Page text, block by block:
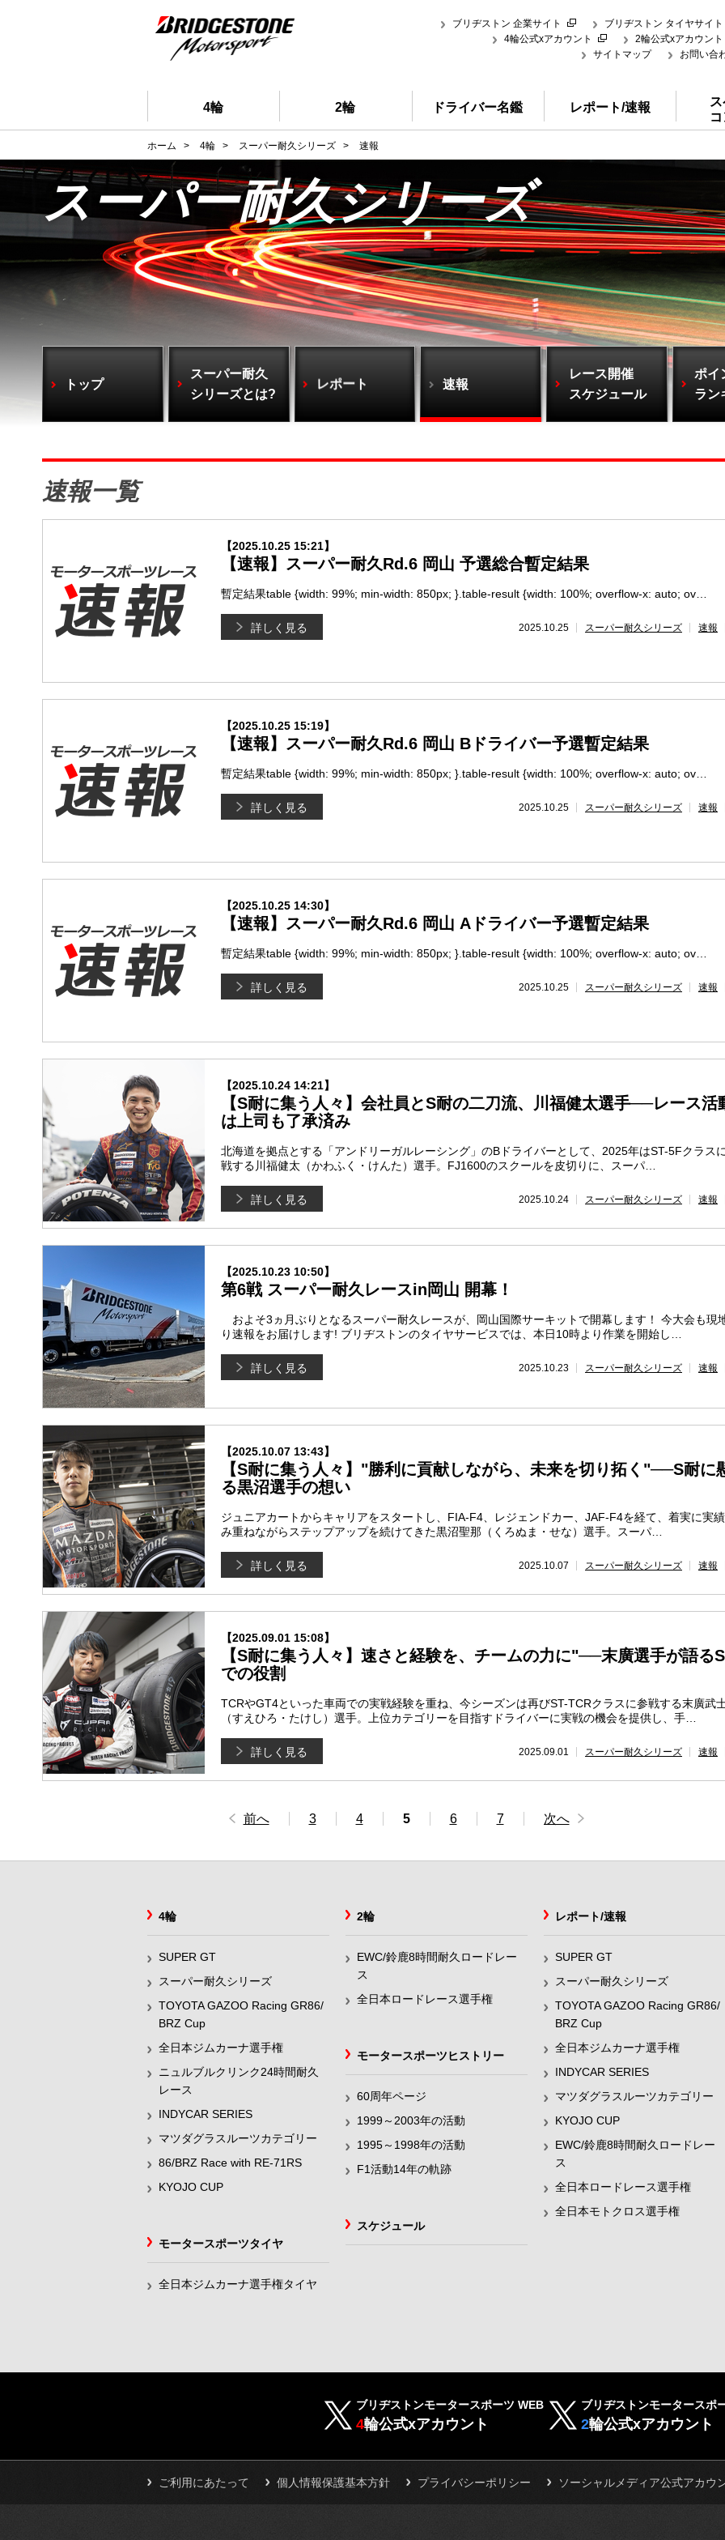
ブリヂストン 企業サイト
ブリヂストン タイヤサイト
4輪公式xアカウント
2輪公式xアカウント
サイトマップ
お問い合
4輪 2輪 ドライバー名鑑 レポート/速報
ホーム > 4輪 > スーパー耐久シリーズ > 速報
スーパー耐久シリーズ
トップ
スーパー耐久
シリーズとは?
レポート 速報
レース開催
スケジュール
ポイ
ラン
速報一覧
【2025.10.25 15:21】
【速報】スーパー耐久Rd.6 岡山 予選総合暫定結果
暫定結果table {width: 99%; min-width: 850px; }.table-result {width: 100%; overflow-x: auto; ov…
2025.10.25 スーパー耐久シリーズ 速報
詳しく見る
【2025.10.25 15:19】
【速報】スーパー耐久Rd.6 岡山 Bドライバー予選暫定結果
暫定結果table {width: 99%; min-width: 850px; }.table-result {width: 100%; overflow-x: auto; ov…
2025.10.25 スーパー耐久シリーズ 速報
詳しく見る
【2025.10.25 14:30】
【速報】スーパー耐久Rd.6 岡山 Aドライバー予選暫定結果
暫定結果table {width: 99%; min-width: 850px; }.table-result {width: 100%; overflow-x: auto; ov…
2025.10.25 スーパー耐久シリーズ 速報
詳しく見る
【2025.10.24 14:21】
【S耐に集う人々】会社員とS耐の二刀流、川福健太選手──レース活
は上司も了承済み
北海道を拠点とする「アンドリーガルレーシング」のBドライバーとして、2025年はST-5Fクラス
戦する川福健太（かわふく・けんた）選手。FJ1600のスクールを皮切りに、スーパ…
2025.10.24 スーパー耐久シリーズ 速報
詳しく見る
【2025.10.23 10:50】
第6戦 スーパー耐久レースin岡山 開幕！
およそ3ヵ月ぶりとなるスーパー耐久レースが、岡山国際サーキットで開幕します！ 今大会も現
り速報をお届けします! ブリヂストンのタイヤサービスでは、本日10時より作業を開始し…
2025.10.23 スーパー耐久シリーズ 速報
詳しく見る
【2025.10.07 13:43】
【S耐に集う人々】"勝利に貢献しながら、未来を切り拓く"──S耐に
る黒沼選手の想い
ジュニアカートからキャリアをスタートし、FIA-F4、レジェンドカー、JAF-F4を経て、着実に実
み重ねながらステップアップを続けてきた黒沼聖那（くろぬま・せな）選手。スーパ…
2025.10.07 スーパー耐久シリーズ 速報
詳しく見る
【2025.09.01 15:08】
【S耐に集う人々】速さと経験を、チームの力に"──末廣選手が語る
での役割
TCRやGT4といった車両での実戦経験を重ね、今シーズンは再びST-TCRクラスに参戦する末廣武
（すえひろ・たけし）選手。上位カテゴリーを目指すドライバーに実戦の機会を提供し、手…
2025.09.01 スーパー耐久シリーズ 速報
詳しく見る
前へ 3 4 5 6 7 次へ
4輪
SUPER GT
スーパー耐久シリーズ
TOYOTA GAZOO Racing GR86/
BRZ Cup
全日本ジムカーナ選手権
ニュルブルクリンク24時間耐久
レース
INDYCAR SERIES
マツダグラスルーツカテゴリー
86/BRZ Race with RE-71RS
KYOJO CUP
2輪
EWC/鈴鹿8時間耐久ロードレー
ス
全日本ロードレース選手権
レポート/速報
SUPER GT
スーパー耐久シリーズ
TOYOTA GAZOO Racing GR86/
BRZ Cup
全日本ジムカーナ選手権
INDYCAR SERIES
マツダグラスルーツカテゴリー
KYOJO CUP
EWC/鈴鹿8時間耐久ロードレー
ス
全日本ロードレース選手権
全日本モトクロス選手権
モータースポーツヒストリー
60周年ページ
1999～2003年の活動
1995～1998年の活動
F1活動14年の軌跡
スケジュール
モータースポーツタイヤ
全日本ジムカーナ選手権タイヤ
ブリヂストンモータースポーツ WEB
4輪公式xアカウント
ブリヂストンモータースポ
2輪公式xアカウント
ご利用にあたって 個人情報保護基本方針 プライバシーポリシー ソーシャルメディア公式アカウ